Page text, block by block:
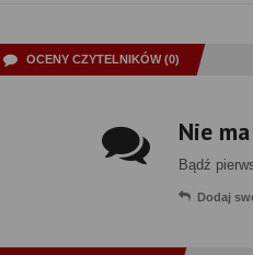
OCENY CZYTELNIKÓW (0)
Nie
Bądź
Dodaj